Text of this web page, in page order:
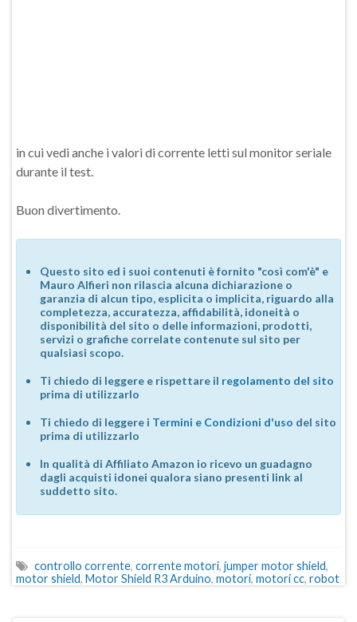
in cui vedi anche i valori di corrente letti sul monitor seriale
durante il test.
Buon divertimento.
Questo sito ed i suoi contenuti è fornito "così com'è" e
Mauro Alfieri non rilascia alcuna dichiarazione o
garanzia di alcun tipo, esplicita o implicita, riguardo alla
completezza, accuratezza, affidabilità, idoneità o
disponibilità del sito o delle informazioni, prodotti,
servizi o grafiche correlate contenute sul sito per
qualsiasi scopo.
Ti chiedo di leggere e rispettare il regolamento del sito
prima di utilizzarlo
Ti chiedo di leggere i Termini e Condizioni d'uso del sito
prima di utilizzarlo
In qualità di Affiliato Amazon io ricevo un guadagno
dagli acquisti idonei qualora siano presenti link al
suddetto sito.
controllo corrente, corrente motori, jumper motor shield,
motor shield, Motor Shield R3 Arduino, motori, motori cc, robot